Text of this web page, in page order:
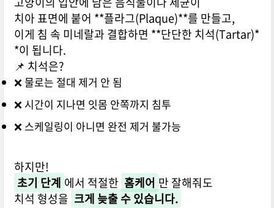
치아 표면에 붙어 **플라그(Plaque)**를 만들고,
이게 침 속 미네랄과 결합하면 **단단한 치석(Tartar)*
*이 됩니다.
📌 치석은?
❌ 물로는 절대 제거 안 됨
❌ 시간이 지나면 잇몸 안쪽까지 침투
❌ 스케일링이 아니면 완전 제거 불가능
하지만!
초기 단계 에서 적절한 홈케어 만 잘해줘도
치석 형성을 크게 늦출 수 있습니다.